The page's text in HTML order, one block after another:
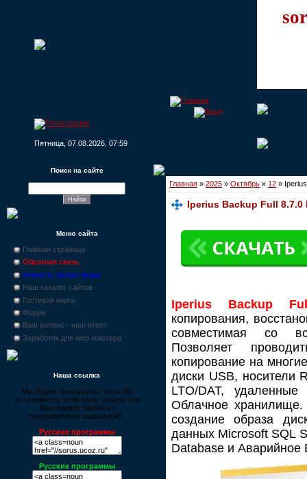
Пятница, 07.08.2026, 07:59
Поиск на сайте
Меню сайта
Главная страница
Обратная связь
Новости, промо-акции
Наш каталог сайтов
Гостевая книга
Форум
Ваш вопрос - наш ответ
Заработок для web-мастера
Наша ссылка
Мы будем благодарны, если Вы
установите у себя нашу ссылку (на
Ваш выбор, любой из
предложенных вариантов):
Русские программы
Русские программы
Главная » 2025 » Октябрь » 12 »
Iperius Backup Full 8.7.0
Iperius Backup
копирования,
совместимая со
Позволяет
копирование на
диски USB, носители
LTO/DAT,
Облачное
создание образа
данных Microsoft SQL
Database и Аварийное